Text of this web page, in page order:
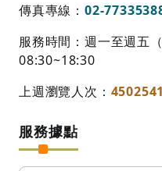
傳真專線： 02-
服務時間：週一至週五
08:30~18:30
上週瀏覽人次： 4502541
服務據點